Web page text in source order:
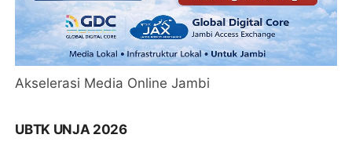
Akselerasi Media Online Jambi
UBTK UNJA 2026